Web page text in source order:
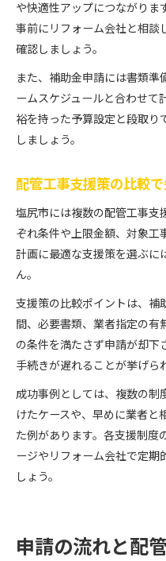
や快適性アップにつながりま
事前にリフォーム会社と相談
確認しましょう。
また、補助金申請には書類準
ームスケジュールと合わせて
裕を持った予算設定と段取り
しましょう。
配管工事支援策の比較
塩尻市には複数の配管工事支
ぞれ条件や上限金額、対象工
計画に最適な支援策を選ぶに
ん。
支援策の比較ポイントは、補
間、必要書類、業者指定の有
の条件を満たさず申請が却下
手続きが遅れることが挙げら
成功事例としては、複数の制
けたケースや、早めに業者と
た例があります。各支援制度
ージやリフォーム会社で定期
しょう。
申請の流れと配